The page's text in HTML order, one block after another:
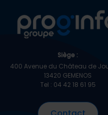
Siège :
400 Avenue du Château de
13420 GEMENOS
Tel : 04 42 18 61 95